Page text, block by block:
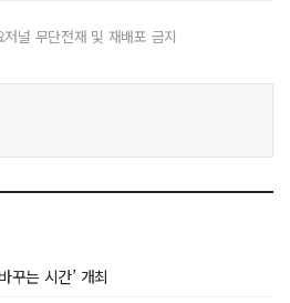
널 무단전재 및 재배포 금지
꾸는 시간’ 개최